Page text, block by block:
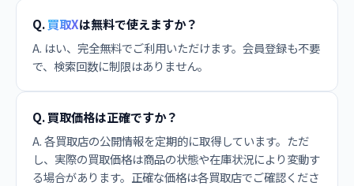
Q.買取Xは無料で使えますか？
A. はい、完全無料でご利用いただけます。会員登録も不要
で、検索回数に制限はありません。
Q. 買取価格は正確ですか？
A. 各買取店の公開情報を定期的に取得しています。ただ
し、実際の買取価格は商品の状態や在庫状況により変動す
る場合があります。正確な価格は各買取店でご確認くださ